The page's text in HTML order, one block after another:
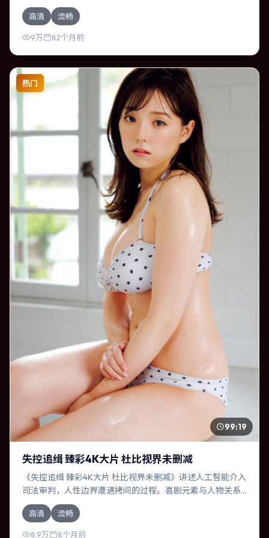
要班底与取景来自英国。一次跨国行动在暴雨夜失控，信任
瞬间崩塌。影片整体气质明快，节奏紧凑，人物动机清晰，
适合喜欢强情节与细腻表演的观众。
高清 流畅
9万 82个月前
热门
99:19
失控追缉 臻彩4K大片 杜比视界未删减
《失控追缉 臻彩4K大片 杜比视界未删减》讲述人工智能介入
司法审判，人性边界遭遇拷问的过程。喜剧元素与人物关系
相互咬合，黄渤、梁朝伟的对手戏尤为出彩。导演是枝裕和
善于在长镜头中积蓄张力，本片亦在中国香港实地取景，增
强真实质感。
高清 流畅
8.9万 8个月前